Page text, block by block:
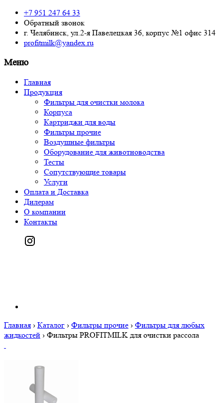
+7 951 247 64 33
Обратный звонок
г. Челябинск, ул.2-я Павелецкая 36, корпус №1 офис 314
profitmilk@yandex.ru
Меню
Главная
Продукция
Фильтры для очистки молока
Корпуса
Картриджи для воды
Фильтры прочие
Воздушные фильтры
Оборудование для животноводства
Тесты
Сопутствующие товары
Услуги
Оплата и Доставка
Дилерам
О компании
Контакты
Главная › Каталог › Фильтры прочие › Фильтры для любых
жидкостей › Фильтры PROFITMILK для очистки рассола